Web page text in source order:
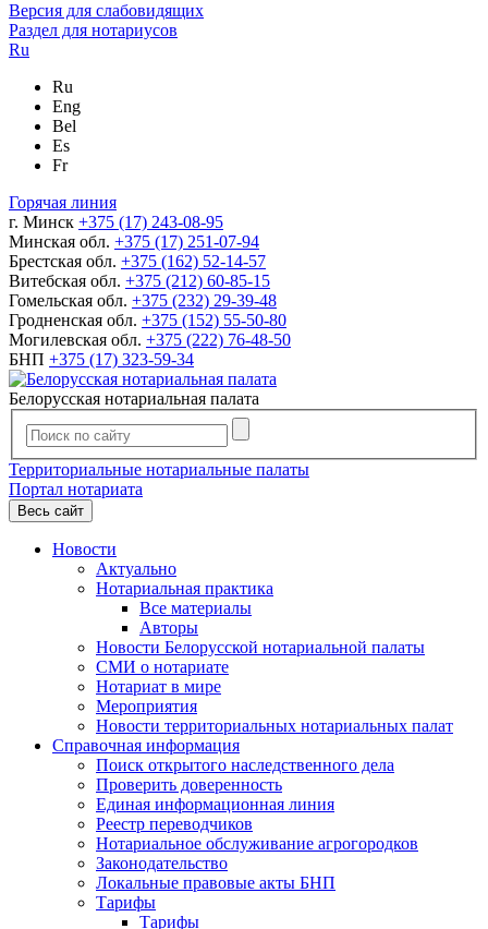
Версия для слабовидящих
Раздел для нотариусов
Ru
Ru
Eng
Bel
Es
Fr
Горячая линия
г. Минск +375 (17) 243-08-95
Минская обл. +375 (17) 251-07-94
Брестская обл. +375 (162) 52-14-57
Витебская обл. +375 (212) 60-85-15
Гомельская обл. +375 (232) 29-39-48
Гродненская обл. +375 (152) 55-50-80
Могилевская обл. +375 (222) 76-48-50
БНП +375 (17) 323-59-34
Белорусская нотариальная палата
Территориальные нотариальные палаты
Портал нотариата
Весь сайт
Новости
Актуально
Нотариальная практика
Все материалы
Авторы
Новости Белорусской нотариальной палаты
СМИ о нотариате
Нотариат в мире
Мероприятия
Новости территориальных нотариальных палат
Справочная информация
Поиск открытого наследственного дела
Проверить доверенность
Единая информационная линия
Реестр переводчиков
Нотариальное обслуживание агрогородков
Законодательство
Локальные правовые акты БНП
Тарифы
Тарифы